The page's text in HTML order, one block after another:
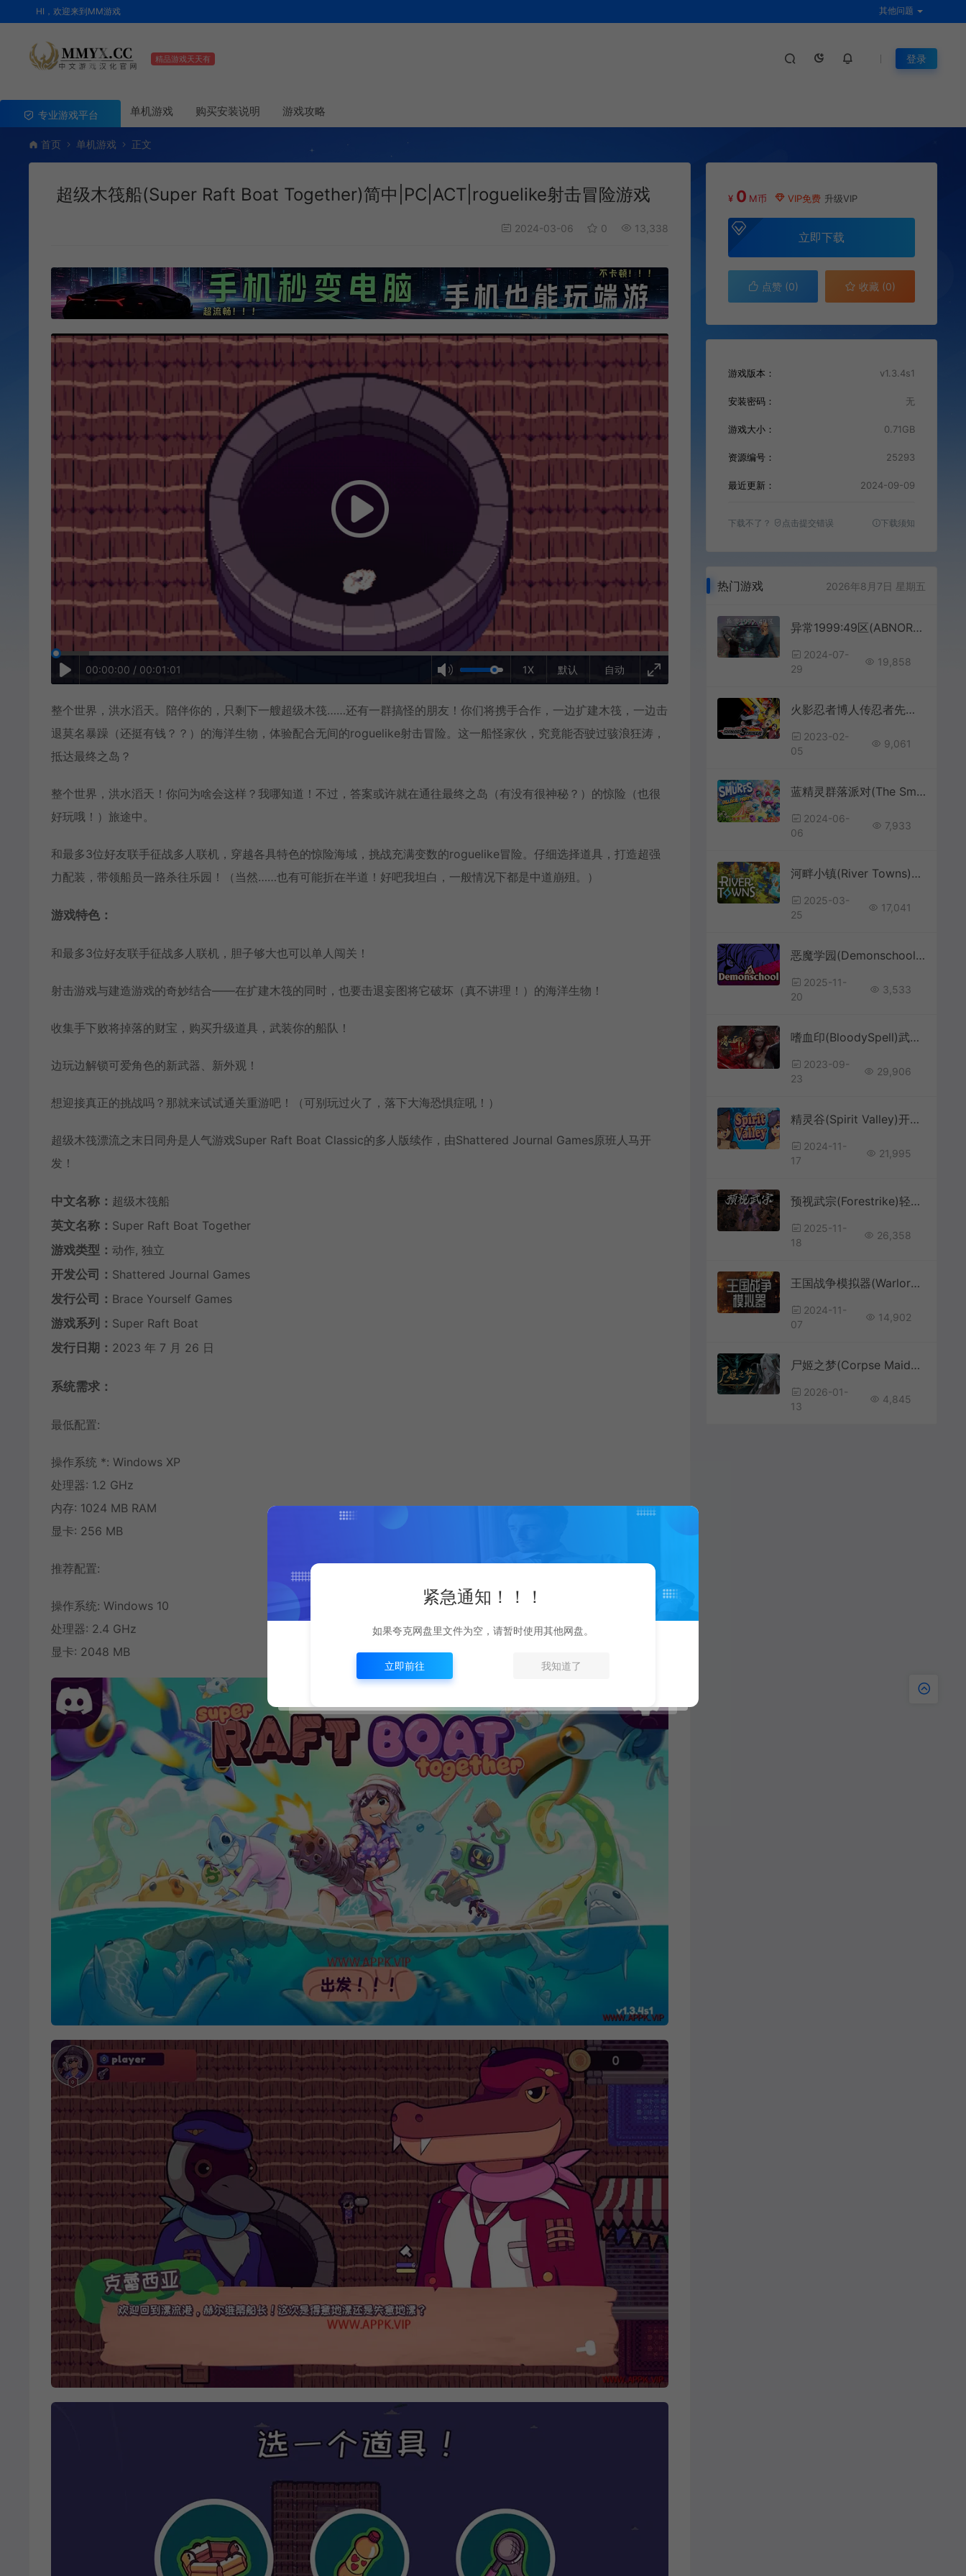
HI，欢迎来到MM游戏 其他问题
精品游戏天天有 登录
专业游戏平台 单机游戏 购买安装说明 游戏攻略
首页 单机游戏 正文
超级木筏船(Super Raft Boat Together)简中|PC|ACT|roguelike射击冒险游戏
2024-03-06 0 13,338
自动
1X 默认
00:00:00 / 00:01:01
整个世界，洪水滔天。陪伴你的，只剩下一艘超级木筏……还有一群搞怪的朋友！你们将携手合作，一边扩建木筏，一边击
退莫名暴躁（还挺有钱？？）的海洋生物，体验配合无间的roguelike射击冒险。这一船怪家伙，究竟能否驶过骇浪狂涛，
抵达最终之岛？
整个世界，洪水滔天！你问为啥会这样？我哪知道！不过，答案或许就在通往最终之岛（有没有很神秘？）的惊险（也很
好玩哦！）旅途中。
和最多3位好友联手征战多人联机，穿越各具特色的惊险海域，挑战充满变数的roguelike冒险。仔细选择道具，打造超强
力配装，带领船员一路杀往乐园！（当然……也有可能折在半道！好吧我坦白，一般情况下都是中道崩殂。）
游戏特色：
和最多3位好友联手征战多人联机，胆子够大也可以单人闯关！
射击游戏与建造游戏的奇妙结合——在扩建木筏的同时，也要击退妄图将它破坏（真不讲理！）的海洋生物！
收集手下败将掉落的财宝，购买升级道具，武装你的船队！
边玩边解锁可爱角色的新武器、新外观！
想迎接真正的挑战吗？那就来试试通关重游吧！（可别玩过火了，落下大海恐惧症吼！）
超级木筏漂流之末日同舟是人气游戏Super Raft Boat Classic的多人版续作，由Shattered Journal Games原班人马开
发！
中文名称： 超级木筏船
英文名称： Super Raft Boat Together
游戏类型： 动作, 独立
开发公司： Shattered Journal Games
发行公司： Brace Yourself Games
游戏系列： Super Raft Boat
发行日期： 2023 年 7 月 26 日
系统需求：
最低配置:
操作系统 *: Windows XP
处理器: 1.2 GHz
内存: 1024 MB RAM
显卡: 256 MB
推荐配置:
操作系统: Windows 10
处理器: 2.4 GHz
显卡: 2048 MB
¥ 0 M币 VIP免费 升级VIP
立即下载
点赞 (0) 收藏 (0)
游戏版本： v1.3.4s1
安装密码： 无
游戏大小： 0.71GB
资源编号： 25293
最近更新： 2024-09-09
下载不了？ 点击提交错误 下载须知
热门游戏 2026年8月7日 星期五
异常1999:49区(ABNORMAL1999 SECTOR 49)简中|PC|AVG|高难度悬疑解谜游戏
2024-07-
29
19,858
火影忍者博人传忍者先锋(Naruto to Boruto Shinobi Striker)简中|PC|ACT|忍者动作冒险游戏
2023-02-
05
9,061
蓝精灵群落派对(The Smurfs – Village Party)简中|PC|AVG|派对休闲冒险游戏
2024-06-
06
7,933
河畔小镇(River Towns)城镇建设策略游戏|下载
2025-03-
25
17,041
恶魔学园(Demonschool)回合制策略战术RPG游戏|下载
2025-11-
20
3,533
嗜血印(BloodySpell)武侠动作RPG游戏|下载
2023-09-
23
29,906
精灵谷(Spirit Valley)开放世界生物收集游戏|下载
2024-11-
17
21,995
预视武宗(Forestrike)轻肉鸽武术格斗动作游戏|下载
2025-11-
18
26,358
王国战争模拟器(Warlords Battle Simulator)肉鸽战术自走棋游戏|单机|中文|模拟|免费下载
2024-11-
07
14,902
尸姬之梦(Corpse Maidens Dream)卡牌策略构筑游戏|下载
2026-01-
13
4,845
紧急通知！！！
如果夸克网盘里文件为空，请暂时使用其他网盘。
立即前往 我知道了